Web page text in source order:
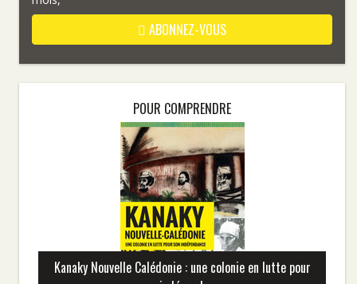
ABONNEZ-VOUS
POUR COMPRENDRE
Kanaky Nouvelle Calédonie : une colonie en lutte pour